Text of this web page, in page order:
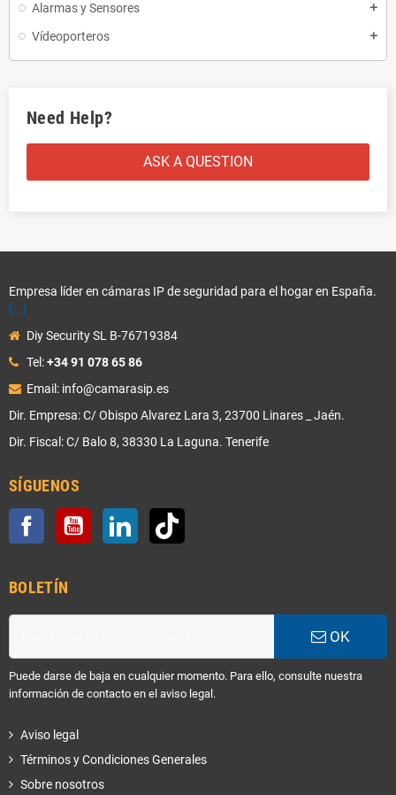
Alarmas y Sensores add
Vídeoporteros add
Need Help?
ASK A QUESTION
Empresa líder en cámaras IP de seguridad para el hogar en España.
[...]
Diy Security SL B-76719384
Tel:+34 91 078 65 86
Email: info@camarasip.es
Dir. Empresa: C/ Obispo Alvarez Lara 3, 23700 Linares _ Jaén.
Dir. Fiscal: C/ Balo 8, 38330 La Laguna. Tenerife
SÍGUENOS
Facebook YouTube LinkedIn
BOLETÍN
OK
Puede darse de baja en cualquier momento. Para ello, consulte nuestra
información de contacto en el aviso legal.
Aviso legal
Términos y Condiciones Generales
Sobre nosotros